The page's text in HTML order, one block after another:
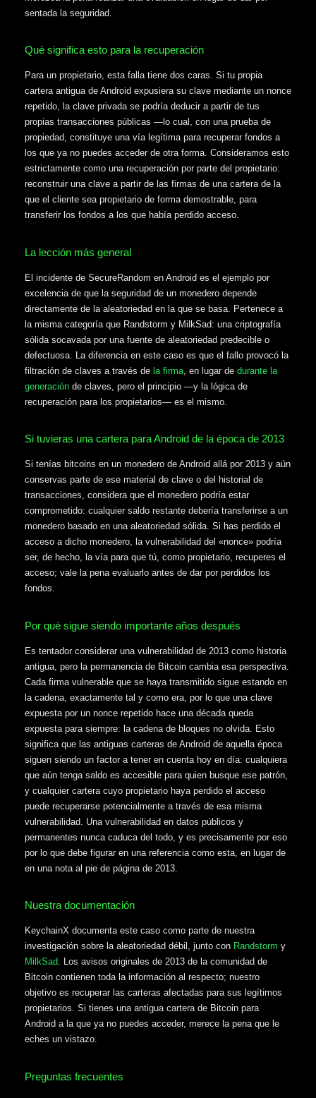
sentada la seguridad.
Qué significa esto para la recuperación
Para un propietario, esta falla tiene dos caras. Si tu propia
cartera antigua de Android expusiera su clave mediante un nonce
repetido, la clave privada se podría deducir a partir de tus
propias transacciones públicas —lo cual, con una prueba de
propiedad, constituye una vía legítima para recuperar fondos a
los que ya no puedes acceder de otra forma. Consideramos esto
estrictamente como una recuperación por parte del propietario:
reconstruir una clave a partir de las firmas de una cartera de la
que el cliente sea propietario de forma demostrable, para
transferir los fondos a los que había perdido acceso.
La lección más general
El incidente de SecureRandom en Android es el ejemplo por
excelencia de que la seguridad de un monedero depende
directamente de la aleatoriedad en la que se basa. Pertenece a
la misma categoría que Randstorm y MilkSad: una criptografía
sólida socavada por una fuente de aleatoriedad predecible o
defectuosa. La diferencia en este caso es que el fallo provocó la
filtración de claves a través de la firma , en lugar de durante la
generación de claves, pero el principio —y la lógica de
recuperación para los propietarios— es el mismo.
Si tuvieras una cartera para Android de la época de 2013
Si tenías bitcoins en un monedero de Android allá por 2013 y aún
conservas parte de ese material de clave o del historial de
transacciones, considera que el monedero podría estar
comprometido: cualquier saldo restante debería transferirse a un
monedero basado en una aleatoriedad sólida. Si has perdido el
acceso a dicho monedero, la vulnerabilidad del «nonce» podría
ser, de hecho, la vía para que tú, como propietario, recuperes el
acceso; vale la pena evaluarlo antes de dar por perdidos los
fondos.
Por qué sigue siendo importante años después
Es tentador considerar una vulnerabilidad de 2013 como historia
antigua, pero la permanencia de Bitcoin cambia esa perspectiva.
Cada firma vulnerable que se haya transmitido sigue estando en
la cadena, exactamente tal y como era, por lo que una clave
expuesta por un nonce repetido hace una década queda
expuesta para siempre: la cadena de bloques no olvida. Esto
significa que las antiguas carteras de Android de aquella época
siguen siendo un factor a tener en cuenta hoy en día: cualquiera
que aún tenga saldo es accesible para quien busque ese patrón,
y cualquier cartera cuyo propietario haya perdido el acceso
puede recuperarse potencialmente a través de esa misma
vulnerabilidad. Una vulnerabilidad en datos públicos y
permanentes nunca caduca del todo, y es precisamente por eso
por lo que debe figurar en una referencia como esta, en lugar de
en una nota al pie de página de 2013.
Nuestra documentación
KeychainX documenta este caso como parte de nuestra
investigación sobre la aleatoriedad débil, junto con Randstorm y
MilkSad. Los avisos originales de 2013 de la comunidad de
Bitcoin contienen toda la información al respecto; nuestro
objetivo es recuperar las carteras afectadas para sus legítimos
propietarios. Si tienes una antigua cartera de Bitcoin para
Android a la que ya no puedes acceder, merece la pena que le
eches un vistazo.
Preguntas frecuentes